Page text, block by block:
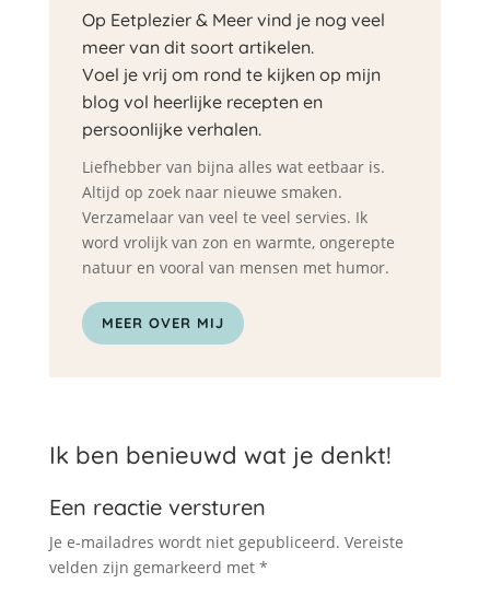
Op Eetplezier & Meer vind je nog veel
meer van dit soort artikelen.
Voel je vrij om rond te kijken op mijn
blog vol heerlijke recepten en
persoonlijke verhalen.
Liefhebber van bijna alles wat eetbaar is.
Altijd op zoek naar nieuwe smaken.
Verzamelaar van veel te veel servies. Ik
word vrolijk van zon en warmte, ongerepte
natuur en vooral van mensen met humor.
MEER OVER MIJ
Ik ben benieuwd wat je denkt!
Een reactie versturen
Je e-mailadres wordt niet gepubliceerd. Vereiste
velden zijn gemarkeerd met *